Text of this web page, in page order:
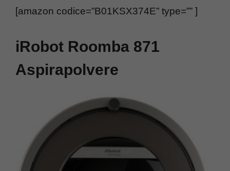
[amazon codice=”B01KSX374E” type=”” ]
iRobot Roomba 871
Aspirapolvere